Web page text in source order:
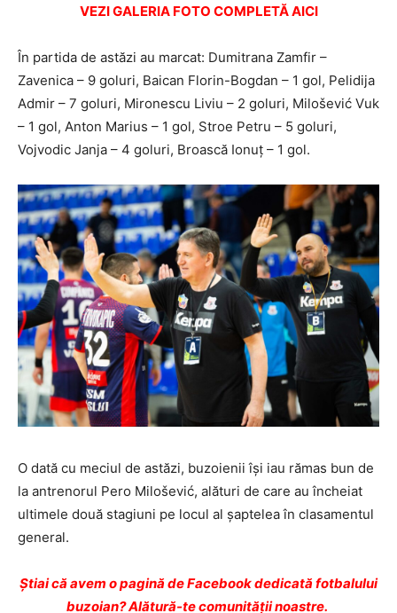
VEZI GALERIA FOTO COMPLETĂ AICI
În partida de astăzi au marcat: Dumitrana Zamfir –
Zavenica – 9 goluri, Baican Florin-Bogdan – 1 gol, Pelidija
Admir – 7 goluri, Mironescu Liviu – 2 goluri, Milošević Vuk
– 1 gol, Anton Marius – 1 gol, Stroe Petru – 5 goluri,
Vojvodic Janja – 4 goluri, Broască Ionuț – 1 gol.
O dată cu meciul de astăzi, buzoienii își iau rămas bun de
la antrenorul Pero Milošević, alături de care au încheiat
ultimele două stagiuni pe locul al șaptelea în clasamentul
general.
Ştiai că avem o pagină de Facebook dedicată fotbalului
buzoian? Alătură-te comunității noastre.